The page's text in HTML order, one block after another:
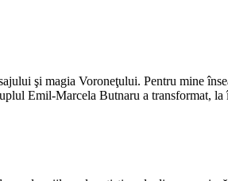
şi magia Voroneţului. Pentru mine
Emil-Marcela Butnaru a transformat,